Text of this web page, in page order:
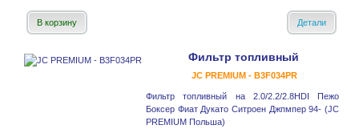
В корзину Детали
Фильтр топливный
JC PREMIUM - B3F034PR
Фильтр топливный на 2.0/2.2/2.8HDI Пежо
Боксер Фиат Дукато Ситроен Джпмпер 94- (JC
PREMIUM Польша)